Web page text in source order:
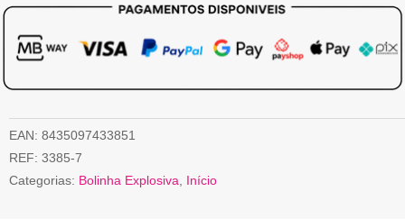
EAN: 8435097433851
REF: 3385-7
Categorias: Bolinha Explosiva, Início